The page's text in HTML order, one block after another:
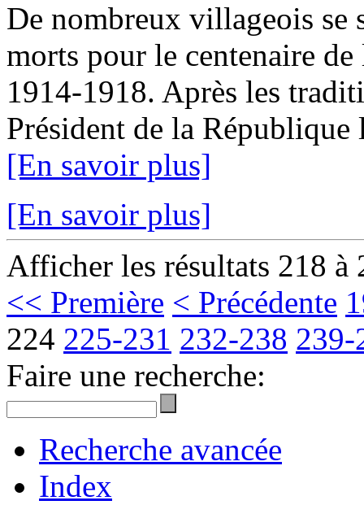
De nombreux villageois se
morts pour le centenaire
1914-1918. Après les
Président de la
[En savoir plus]
[En savoir plus]
Afficher les résultats 218 à
<< Première < Précédente
224 225-231 232-238 239-
Faire une recherche:
Recherche avancée
Index